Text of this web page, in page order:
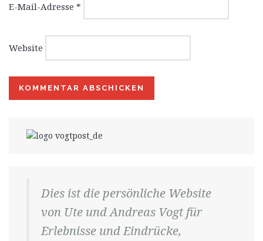
E-Mail-Adresse *
Website
Dies ist die persönliche Website
von Ute und Andreas Vogt für
Erlebnisse und Eindrücke,